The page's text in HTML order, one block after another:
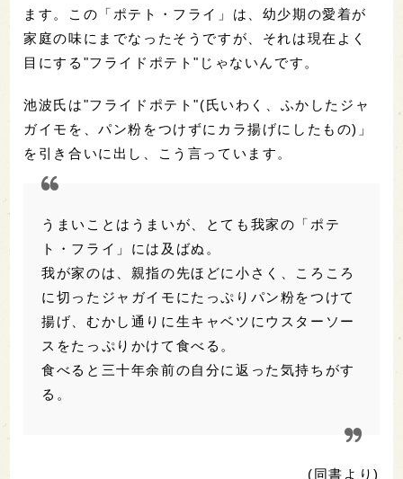
ます。この「ポテト・フライ」は、幼少期の愛着が
家庭の味にまでなったそうですが、それは現在よく
目にする"フライドポテト"じゃないんです。
池波氏は"フライドポテト"(氏いわく、ふかしたジャ
ガイモを、パン粉をつけずにカラ揚げにしたもの)」
を引き合いに出し、こう言っています。
うまいことはうまいが、とても我家の「ポテ
ト・フライ」には及ばぬ。
我が家のは、親指の先ほどに小さく、ころころ
に切ったジャガイモにたっぷりパン粉をつけて
揚げ、むかし通りに生キャベツにウスターソー
スをたっぷりかけて食べる。
食べると三十年余前の自分に返った気持ちがす
る。
(同書より)